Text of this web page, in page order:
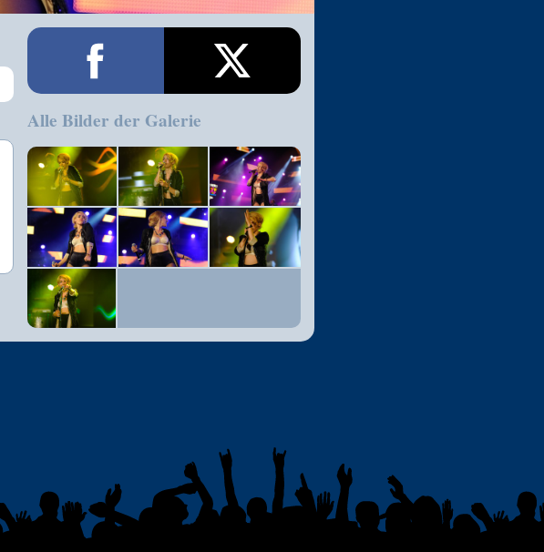
Alle Bilder der Galerie